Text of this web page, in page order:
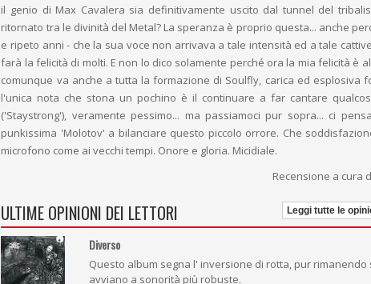
il genio di Max Cavalera sia definitivamente uscito dal tunnel del
ritornato tra le divinità del Metal? La speranza è proprio questa... anche
e ripeto anni - che la sua voce non arrivava a tale intensità ed a tale
farà la felicità di molti. E non lo dico solamente perché ora la mia felicità è
comunque va anche a tutta la formazione di Soulfly, carica ed esplosiva
l'unica nota che stona un pochino è il continuare a far cantare
('Staystrong'), veramente pessimo... ma passiamoci pur sopra... ci
punkissima 'Molotov' a bilanciare questo piccolo orrore. Che
microfono come ai vecchi tempi. Onore e gloria. Micidiale.
Recensione a cura
ULTIME OPINIONI DEI LETTORI Leggi tutte le
Diverso
Questo album segna l' inversione di rotta, pur rimanendo
avviano a sonorità più robuste.